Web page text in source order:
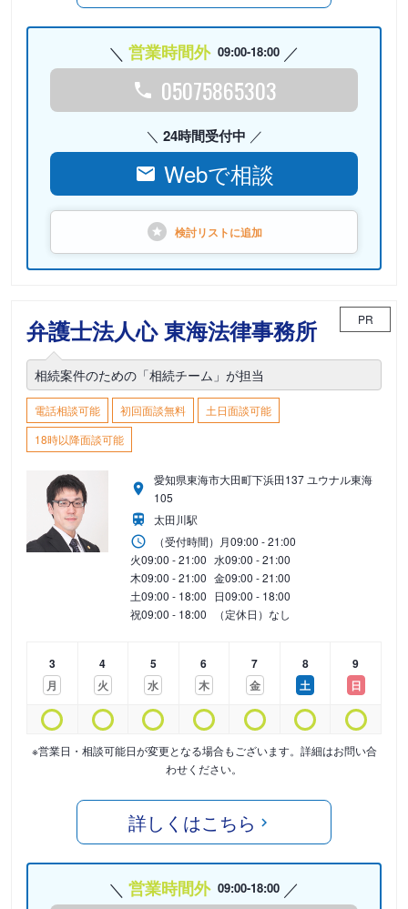
営業時間外 09:00-18:00
05075865303
24時間受付中
Webで相談
検討リストに追加
弁護士法人心 東海法律事務所 PR
相続案件のための「相続チーム」が担当
電話相談可能 初回面談無料
土日面談可能
18時以降面談可能
愛知県東海市大田町下浜田137 ユウナル東海
105
太田川駅
（受付時間） 月09:00 - 21:00
火09:00 - 21:00 水09:00 - 21:00
木09:00 - 21:00 金09:00 - 21:00
土09:00 - 18:00 日09:00 - 18:00
祝09:00 - 18:00 （定休日）なし
3
月
4
火
5
水
6
木
7
金
8
土
9
日
※営業日・相談可能日が変更となる場合もございます。詳細はお問い合
わせください。
詳しくはこちら
営業時間外 09:00-18:00